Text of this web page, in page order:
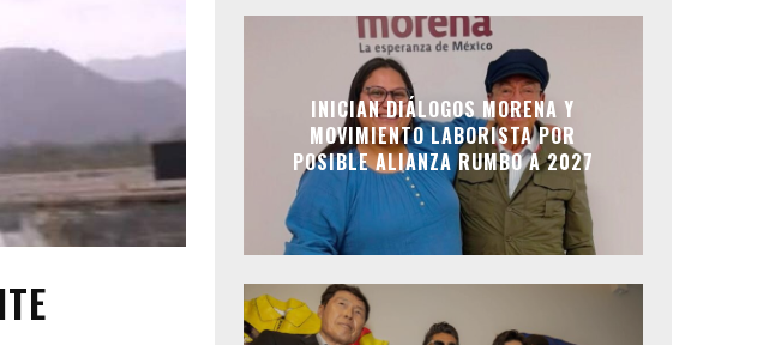
INICIAN DIÁLOGOS MORENA Y
MOVIMIENTO LABORISTA POR
POSIBLE ALIANZA RUMBO A 2027